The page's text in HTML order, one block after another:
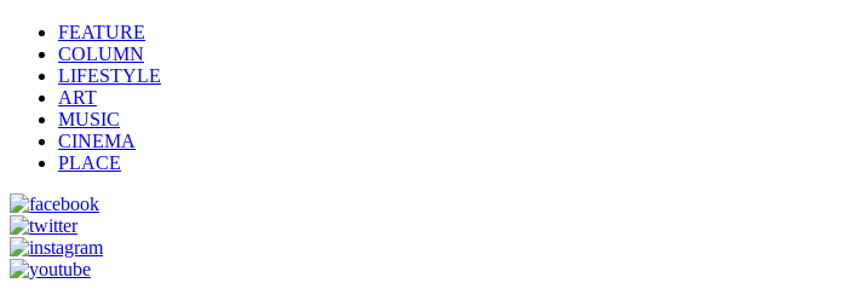
FEATURE
COLUMN
LIFESTYLE
ART
MUSIC
CINEMA
PLACE